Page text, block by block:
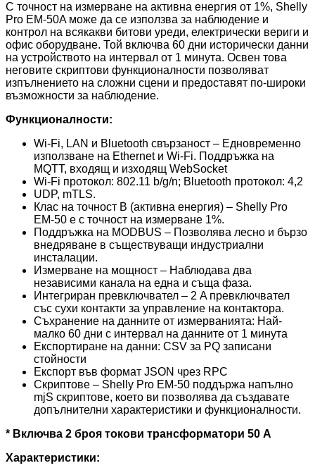
С точност на измерване на активна енергия от 1%, Shelly
Pro ЕМ-50A може да се използва за наблюдение и
контрол на всякакви битови уреди, електрически вериги и
офис оборудване. Той включва 60 дни исторически данни
на устройството на интервал от 1 минута. Освен това
неговите скриптови функционалности позволяват
изпълнението на сложни сцени и предоставят по-широки
възможности за наблюдение.
Функционалности:
Wi-Fi, LAN и Bluetooth свързаност – Едновременно
използване на Ethernet и Wi-Fi. Поддръжка на
MQTT, входящ и изходящ WebSocket
Wi-Fi протокол: 802.11 b/g/n; Bluetooth протокол: 4,2
UDP, mTLS.
Клас на точност B (активна енергия) – Shelly Pro
EM-50 е с точност на измерване 1%.
Поддръжка на MODBUS – Позволява лесно и бързо
внедряване в съществуващи индустриални
инсталации.
Измерване на мощност – Наблюдава два
независими канала на една и съща фаза.
Интегриран превключвател – 2 A превключвател
със сухи контакти за управление на контактора.
Съхранение на данните от измерванията: Най-
малко 60 дни с интервал на данните от 1 минута
Експортиране на данни: CSV за PQ записани
стойности
Експорт във формат JSON чрез RPC
Скриптове – Shelly Pro EM-50 поддържа напълно
mjS скриптове, което ви позволява да създавате
допълнителни характеристики и функционалности.
* Включва 2 броя токови трансформатори 50 A
Характеристики: